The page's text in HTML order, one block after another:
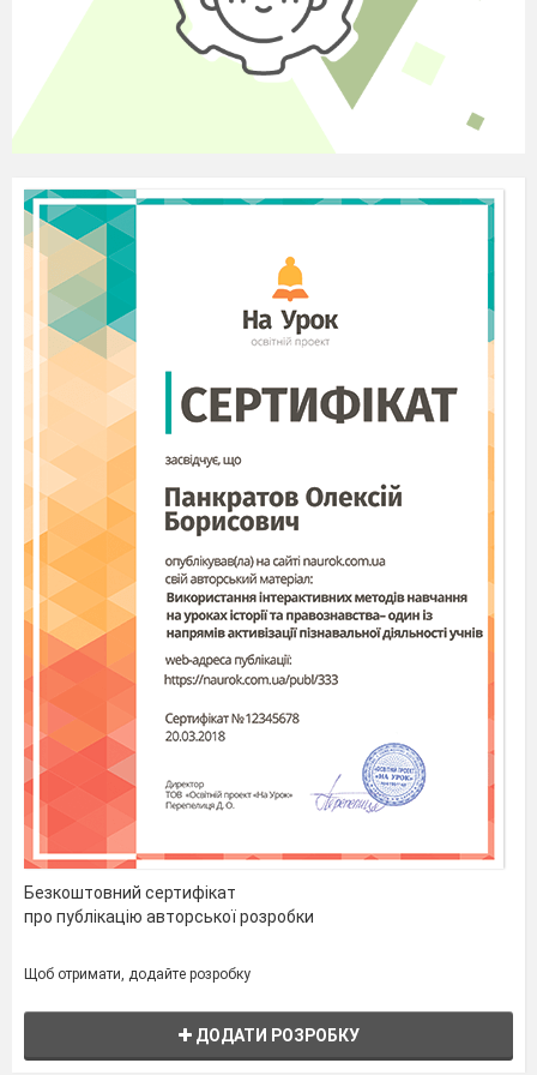
розчину, що містить 30 % кислоти. Скільки
грамів кожного розчину змішали?
Після обговорення змісту задачі та ідей
щодо її розв'язування формулюється завдання
на урок: сформувати вміння розв'язувати
систем рівнянь з двома змінними.
IV
Актуалізація опорних знань та вмінь
учнів
Усні вправи
Запишіть у вигляді десяткового або
звичайного дробу:
1) 1%;
2) 2%; 3) 10%;
6) 75%;
7) 125%.
Знайдіть:
25% від числа 360;
число, якщо 75% його становлять 0,3;
скільки відсотків становить число 25 від
числа 40; число 40 від числа 25.
Розв'яжіть систему рівнянь:
V
Формування знань
Опорний конспект № 22
Як розв'язати задачу на
речовини
1-й розчин (сплав)
Безкоштовний сертифікат
про публікацію авторської розробки
Щоб отримати, додайте розробку
ДОДАТИ РОЗРОБКУ